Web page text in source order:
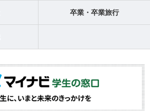
卒業・卒業旅行